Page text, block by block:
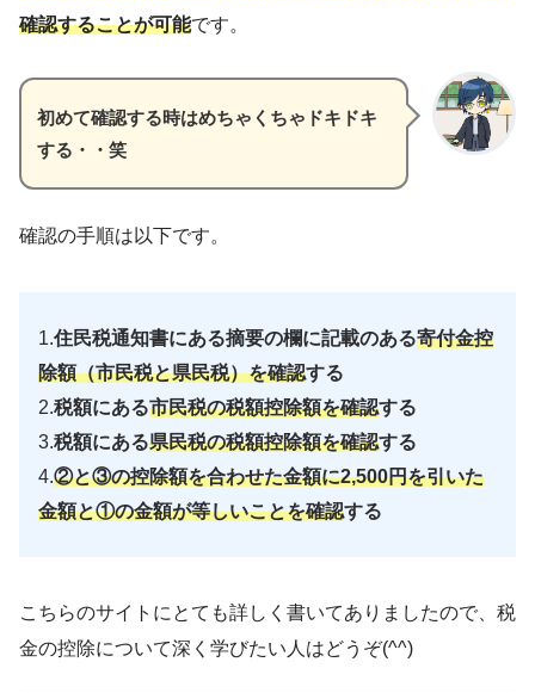
確認することが可能です。
初めて確認する時はめちゃくちゃドキドキ
する・・笑
確認の手順は以下です。
1.住民税通知書にある摘要の欄に記載のある寄付金控
除額（市民税と県民税）を確認する
2.税額にある市民税の税額控除額を確認する
3.税額にある県民税の税額控除額を確認する
4.②と③の控除額を合わせた金額に2,500円を引いた
金額と①の金額が等しいことを確認する
こちらのサイトにとても詳しく書いてありましたので、税
金の控除について深く学びたい人はどうぞ(^^)